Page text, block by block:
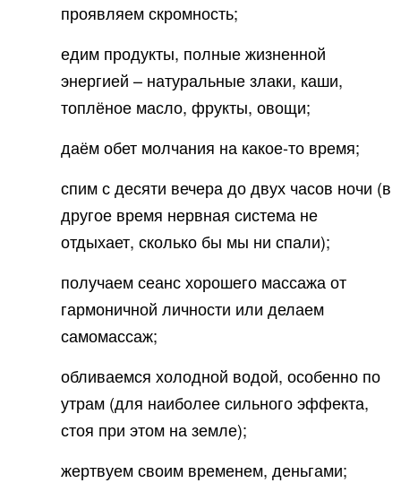
проявляем скромность;
едим продукты, полные жизненной
энергией – натуральные злаки, каши,
топлёное масло, фрукты, овощи;
даём обет молчания на какое-то время;
спим с десяти вечера до двух часов ночи (в
другое время нервная система не
отдыхает, сколько бы мы ни спали);
получаем сеанс хорошего массажа от
гармоничной личности или делаем
самомассаж;
обливаемся холодной водой, особенно по
утрам (для наиболее сильного эффекта,
стоя при этом на земле);
жертвуем своим временем, деньгами;